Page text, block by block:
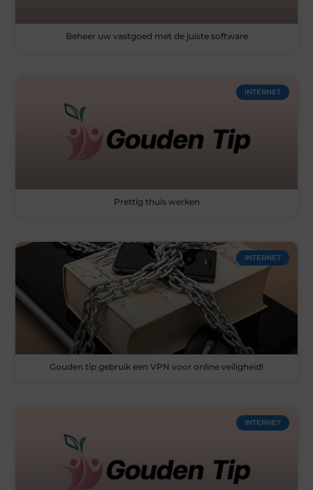
Beheer uw vastgoed met de juiste software
INTERNET
Prettig thuis werken
INTERNET
Gouden tip gebruik een VPN voor online veiligheid!
INTERNET